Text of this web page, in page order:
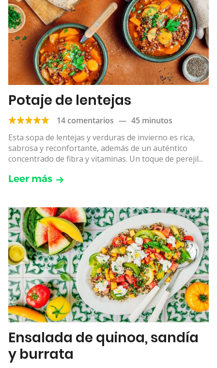
Potaje de lentejas
14 comentarios — 45 minutos
Esta sopa de lentejas y verduras de invierno es rica,
sabrosa y reconfortante, además de un auténtico
concentrado de fibra y vitaminas. Un toque de perejil...
Leer más
Ensalada de quinoa, sandía
y burrata